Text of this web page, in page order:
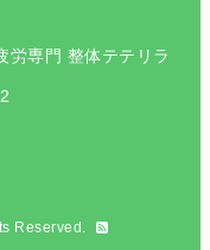
専門 整体テテリラ
Reserved.